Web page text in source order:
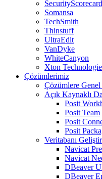
SecurityScorecard
Somansa
TechSmith
Thinstuff
UltraEdit
VanDyke
WhiteCanyon
Xton
Çözümlerimiz
Çözümlere Genel
Açık Kaynaklı
Posit
Posit Team
Posit
Posit
Veritabanı
Navicat
Navicat
DBeaver
DBeaver